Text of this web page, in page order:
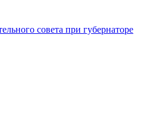
совета при губернаторе